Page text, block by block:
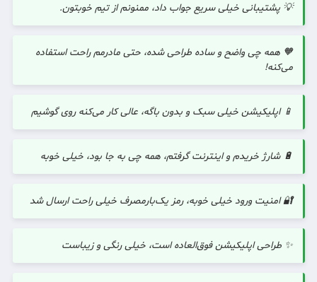
💡 پشتیبانی خیلی سریع جواب داد، ممنونم از تیم خوبتون.
🧡 همه چی واضح و ساده طراحی شده، حتی مادرمم راحت استفاده
می‌کنه!
📱 اپلیکیشن خیلی سبک و بدون باگه، عالی کار می‌کنه روی گوشیم
🔋 شارژ خریدم و اینترنت گرفتم، همه چی به جا بود، خیلی خوبه
🔐 امنیت ورود خیلی خوبه، رمز یک‌بارمصرف خیلی راحت ارسال شد
✨ طراحی اپلیکیشن فوق‌العاده است، خیلی رنگی و زیباست